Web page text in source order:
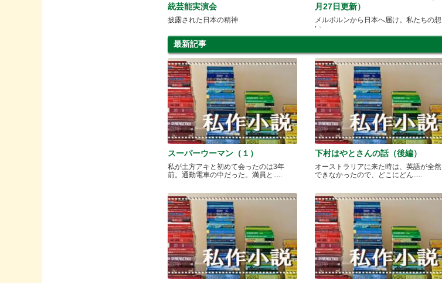
統芸能実演会
披露された日本の精神
月27日更新）
メルボルンから日本へ届け。私たちの想
い
最新記事
スーパーウーマン（１）
私が土方アキと初めて会ったのは3年
前。通勤電車の中だった。満員と.....
下村はやとさんの話（後編）
オーストラリアに来た時は、英語が全然
できなかったので、どこにどん.....